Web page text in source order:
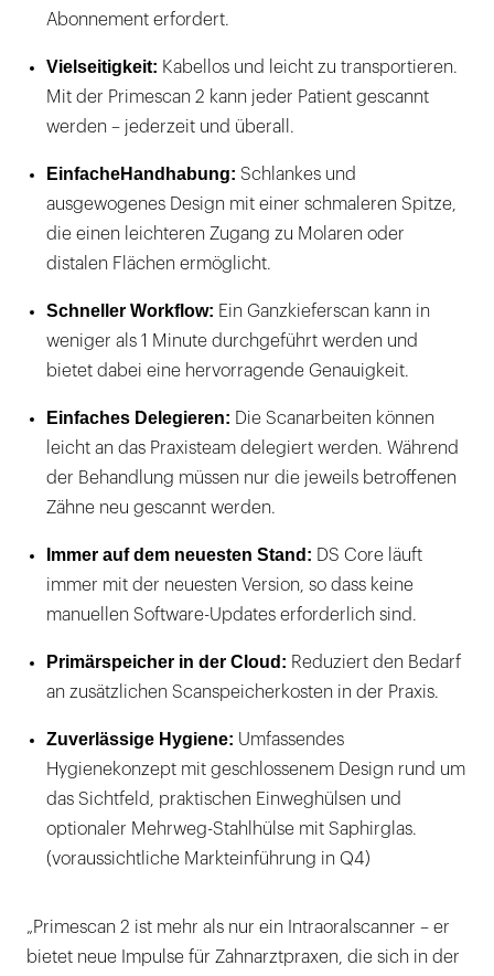
Abonnement erfordert.
Vielseitigkeit: Kabellos und leicht zu transportieren.
Mit der Primescan 2 kann jeder Patient gescannt
werden – jederzeit und überall.
EinfacheHandhabung: Schlankes und
ausgewogenes Design mit einer schmaleren Spitze,
die einen leichteren Zugang zu Molaren oder
distalen Flächen ermöglicht.
Schneller Workflow: Ein Ganzkieferscan kann in
weniger als 1 Minute durchgeführt werden und
bietet dabei eine hervorragende Genauigkeit.
Einfaches Delegieren: Die Scanarbeiten können
leicht an das Praxisteam delegiert werden. Während
der Behandlung müssen nur die jeweils betroffenen
Zähne neu gescannt werden.
Immer auf dem neuesten Stand: DS Core läuft
immer mit der neuesten Version, so dass keine
manuellen Software-Updates erforderlich sind.
Primärspeicher in der Cloud: Reduziert den Bedarf
an zusätzlichen Scanspeicherkosten in der Praxis.
Zuverlässige Hygiene: Umfassendes
Hygienekonzept mit geschlossenem Design rund um
das Sichtfeld, praktischen Einweghülsen und
optionaler Mehrweg-Stahlhülse mit Saphirglas.
(voraussichtliche Markteinführung in Q4)
„Primescan 2 ist mehr als nur ein Intraoralscanner – er
bietet neue Impulse für Zahnarztpraxen, die sich in der